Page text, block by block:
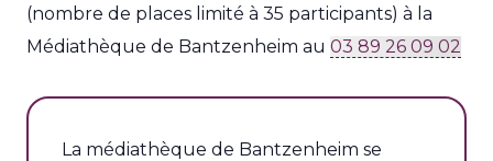
(nombre de places limité à 35 participants) à la
Médiathèque de Bantzenheim au 03 89 26 09 02
La médiathèque de Bantzenheim se